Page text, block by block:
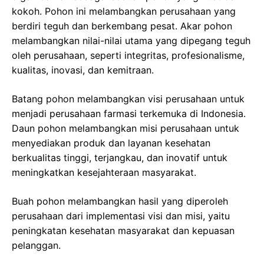
kokoh. Pohon ini melambangkan perusahaan yang
berdiri teguh dan berkembang pesat. Akar pohon
melambangkan nilai-nilai utama yang dipegang teguh
oleh perusahaan, seperti integritas, profesionalisme,
kualitas, inovasi, dan kemitraan.
Batang pohon melambangkan visi perusahaan untuk
menjadi perusahaan farmasi terkemuka di Indonesia.
Daun pohon melambangkan misi perusahaan untuk
menyediakan produk dan layanan kesehatan
berkualitas tinggi, terjangkau, dan inovatif untuk
meningkatkan kesejahteraan masyarakat.
Buah pohon melambangkan hasil yang diperoleh
perusahaan dari implementasi visi dan misi, yaitu
peningkatan kesehatan masyarakat dan kepuasan
pelanggan.